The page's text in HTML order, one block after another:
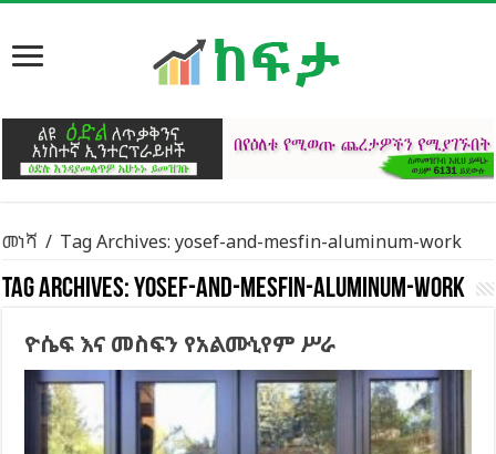
መነሻ / Tag Archives: yosef-and-mesfin-aluminum-work
Tag Archives:yosef-and-mesfin-aluminum-work
ዮሴፍ እና መስፍን የአልሙኒየም ሥራ